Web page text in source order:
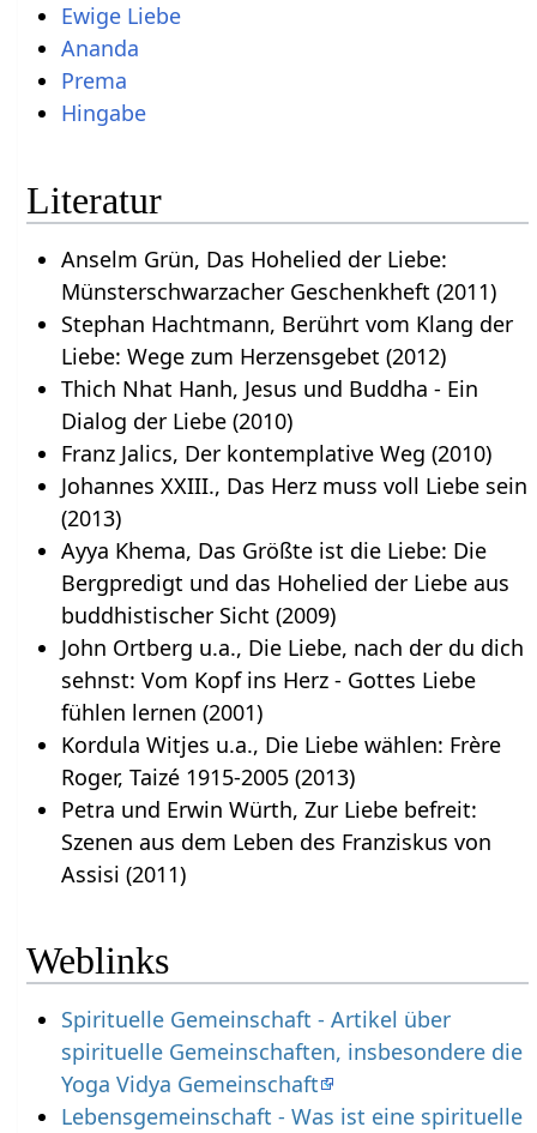
Ewige Liebe
Ananda
Prema
Hingabe
Literatur
Anselm Grün, Das Hohelied der Liebe:
Münsterschwarzacher Geschenkheft (2011)
Stephan Hachtmann, Berührt vom Klang der
Liebe: Wege zum Herzensgebet (2012)
Thich Nhat Hanh, Jesus und Buddha - Ein
Dialog der Liebe (2010)
Franz Jalics, Der kontemplative Weg (2010)
Johannes XXIII., Das Herz muss voll Liebe sein
(2013)
Ayya Khema, Das Größte ist die Liebe: Die
Bergpredigt und das Hohelied der Liebe aus
buddhistischer Sicht (2009)
John Ortberg u.a., Die Liebe, nach der du dich
sehnst: Vom Kopf ins Herz - Gottes Liebe
fühlen lernen (2001)
Kordula Witjes u.a., Die Liebe wählen: Frère
Roger, Taizé 1915-2005 (2013)
Petra und Erwin Würth, Zur Liebe befreit:
Szenen aus dem Leben des Franziskus von
Assisi (2011)
Weblinks
Spirituelle Gemeinschaft - Artikel über
spirituelle Gemeinschaften, insbesondere die
Yoga Vidya Gemeinschaft
Lebensgemeinschaft - Was ist eine spirituelle